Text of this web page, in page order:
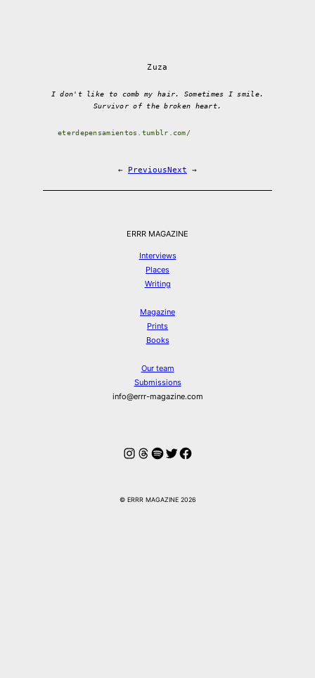
Zuza
I don't like to comb my hair. Sometimes I smile.
Survivor of the broken heart.
eterdepensamientos.tumblr.com/
← PreviousNext →
ERRR MAGAZINE
Interviews
Places
Writing
Magazine
Prints
Books
Our team
Submissions
info@errr-magazine.com
Instagram
Threads
Spotify
Twitter
Facebook
© ERRR MAGAZINE 2026